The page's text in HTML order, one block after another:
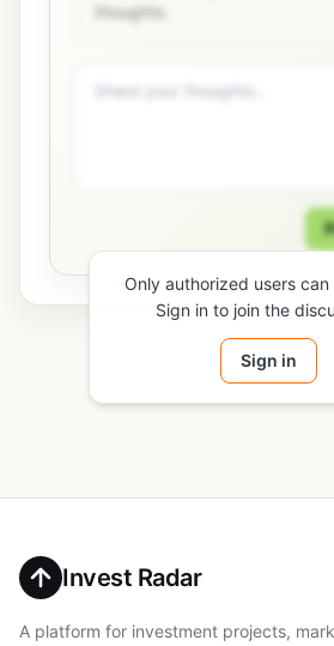
thoughts.
Only authorized users can
Sign in to join the
Sign in
Invest Radar
A platform for investment projects,